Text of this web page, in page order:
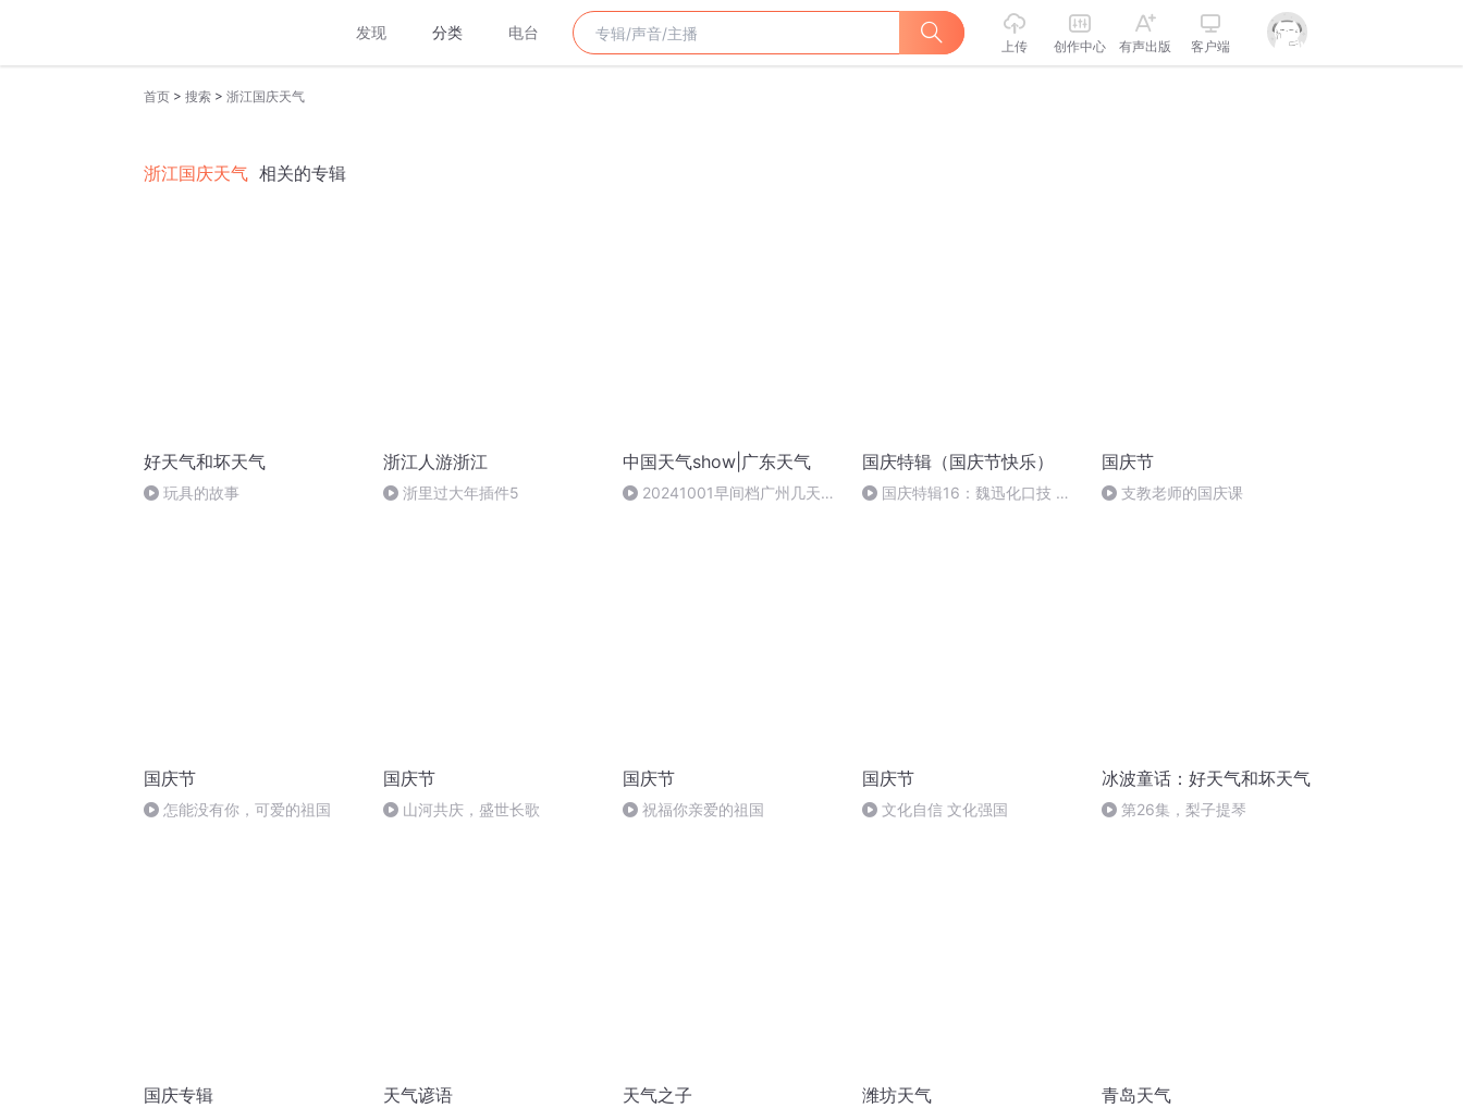
发现 分类 电台
上传 创作中心 有声出版 客户端
首页 > 搜索 > 浙江国庆天气
浙江国庆天气 相关的专辑
好天气和坏天气
玩具的故事
浙江人游浙江
浙里过大年插件5
中国天气show|广东天气
20241001早间档广州几天降
国庆特辑（国庆节快乐）
国庆特辑16：魏迅化口技 二
国庆节
支教老师的国庆课
国庆节
怎能没有你，可爱的祖国
国庆节
山河共庆，盛世长歌
国庆节
祝福你亲爱的祖国
国庆节
文化自信 文化强国
冰波童话：好天气和坏天气
第26集，梨子提琴
国庆专辑 天气谚语 天气之子 潍坊天气 青岛天气